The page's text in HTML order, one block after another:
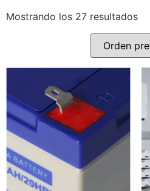
Mostrando los 27 resultados